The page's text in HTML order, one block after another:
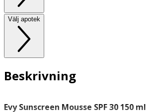
Välj apotek
Beskrivning
Evy Sunscreen Mousse SPF 30 150 ml